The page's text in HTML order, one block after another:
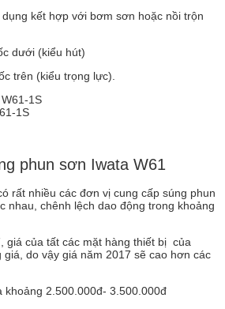
kết hợp với bơm sơn hoặc nồi trộn
dưới (kiểu hút)
trên (kiểu trọng lực).
1S
phun sơn Iwata W61
rất nhiều các đơn vị cung cấp súng phun
nhau, chênh lệch dao động trong khoảng
giá của tất các mặt hàng thiết bị của
giá, do vậy giá năm 2017 sẽ cao hơn các
khoảng 2.500.000đ- 3.500.000đ